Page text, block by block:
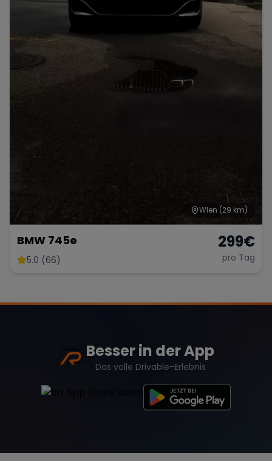
WIen (29 km)
BMW 745e
5.0 (66)
299€
pro Tag
Besser in der App
Das volle Drivable-Erlebnis